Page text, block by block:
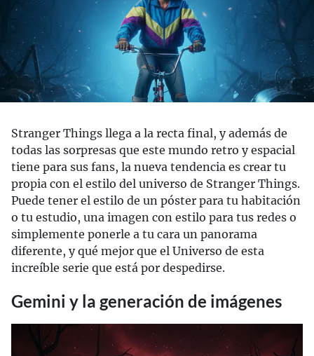
Stranger Things llega a la recta final, y además de
todas las sorpresas que este mundo retro y espacial
tiene para sus fans, la nueva tendencia es crear tu
propia con el estilo del universo de Stranger Things.
Puede tener el estilo de un póster para tu habitación
o tu estudio, una imagen con estilo para tus redes o
simplemente ponerle a tu cara un panorama
diferente, y qué mejor que el Universo de esta
increíble serie que está por despedirse.
Gemini y la generación de imágenes